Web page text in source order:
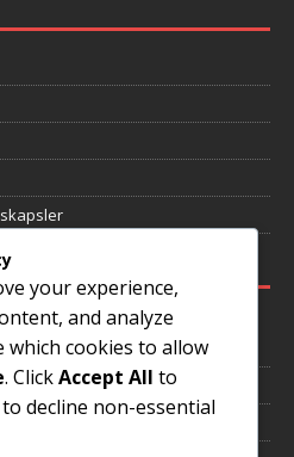
kapteinsrolle,
Klubbens arv, Personlig filosofi
suksess, Arv
your experience,
and analyze
which cookies to allow
. ClickAccept All to
to decline non-essential